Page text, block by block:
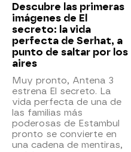
Descubre las primeras
imágenes de El
secreto: la vida
perfecta de Serhat, a
punto de saltar por los
aires
Muy pronto, Antena 3
estrena El secreto. La
vida perfecta de una de
las familias más
poderosas de Estambul
pronto se convierte en
una cadena de mentiras,